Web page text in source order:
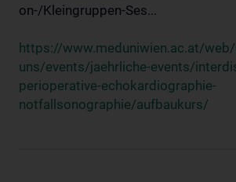
on-/Kleingruppen-Ses...
https://www.meduniwien.ac.at/
uns/events/jaehrliche-events/
perioperative-echokardiographie-
notfallsonographie/aufbaukurs/